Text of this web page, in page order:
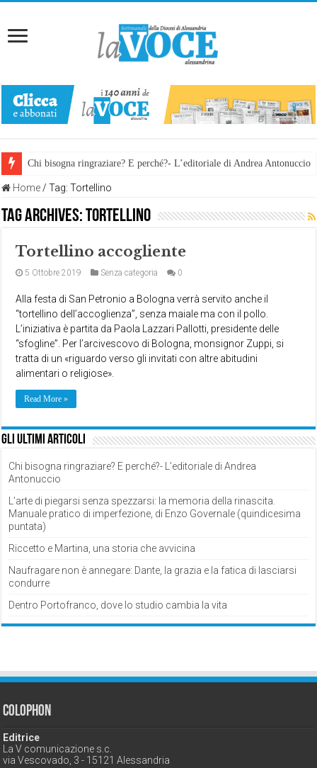
Chi bisogna ringraziare? E perché?- L’editoriale di Andrea Antonuccio
Home / Tag:Tortellino
Tag Archives:Tortellino
Tortellino accogliente
5 Ottobre 2019 Senza categoria 0
Alla festa di San Petronio a Bologna verrà servito anche il
“tortellino dell’accoglienza”, senza maiale ma con il pollo.
L’iniziativa è partita da Paola Lazzari Pallotti, presidente delle
“sfogline”. Per l’arcivescovo di Bologna, monsignor Zuppi, si
tratta di un «riguardo verso gli invitati con altre abitudini
alimentari o religiose».
Read More »
Gli ultimi articoli
Chi bisogna ringraziare? E perché?- L’editoriale di Andrea
Antonuccio
L’arte di piegarsi senza spezzarsi: la memoria della rinascita.
Manuale pratico di imperfezione, di Enzo Governale (quindicesima
puntata)
Riccetto e Martina, una storia che avvicina
Naufragare non è annegare: Dante, la grazia e la fatica di lasciarsi
condurre
Dentro Portofranco, dove lo studio cambia la vita
Colophon
Editrice
La V comunicazione s.c.
via Vescovado, 3 - 15121 Alessandria